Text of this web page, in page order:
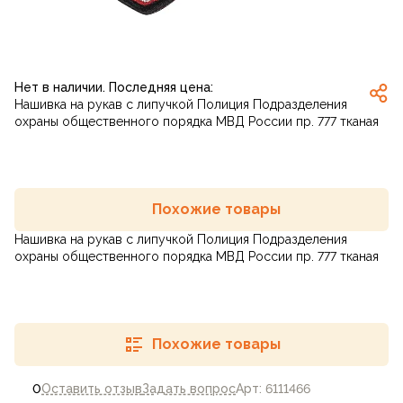
Нет в наличии. Последняя цена:
Нашивка на рукав с липучкой Полиция Подразделения
охраны общественного порядка МВД России пр. 777 тканая
0Оставить отзывЗадать вопросАрт: 6111466
Похожие товары
Нашивка на рукав с липучкой Полиция Подразделения
охраны общественного порядка МВД России пр. 777 тканая
Похожие товары